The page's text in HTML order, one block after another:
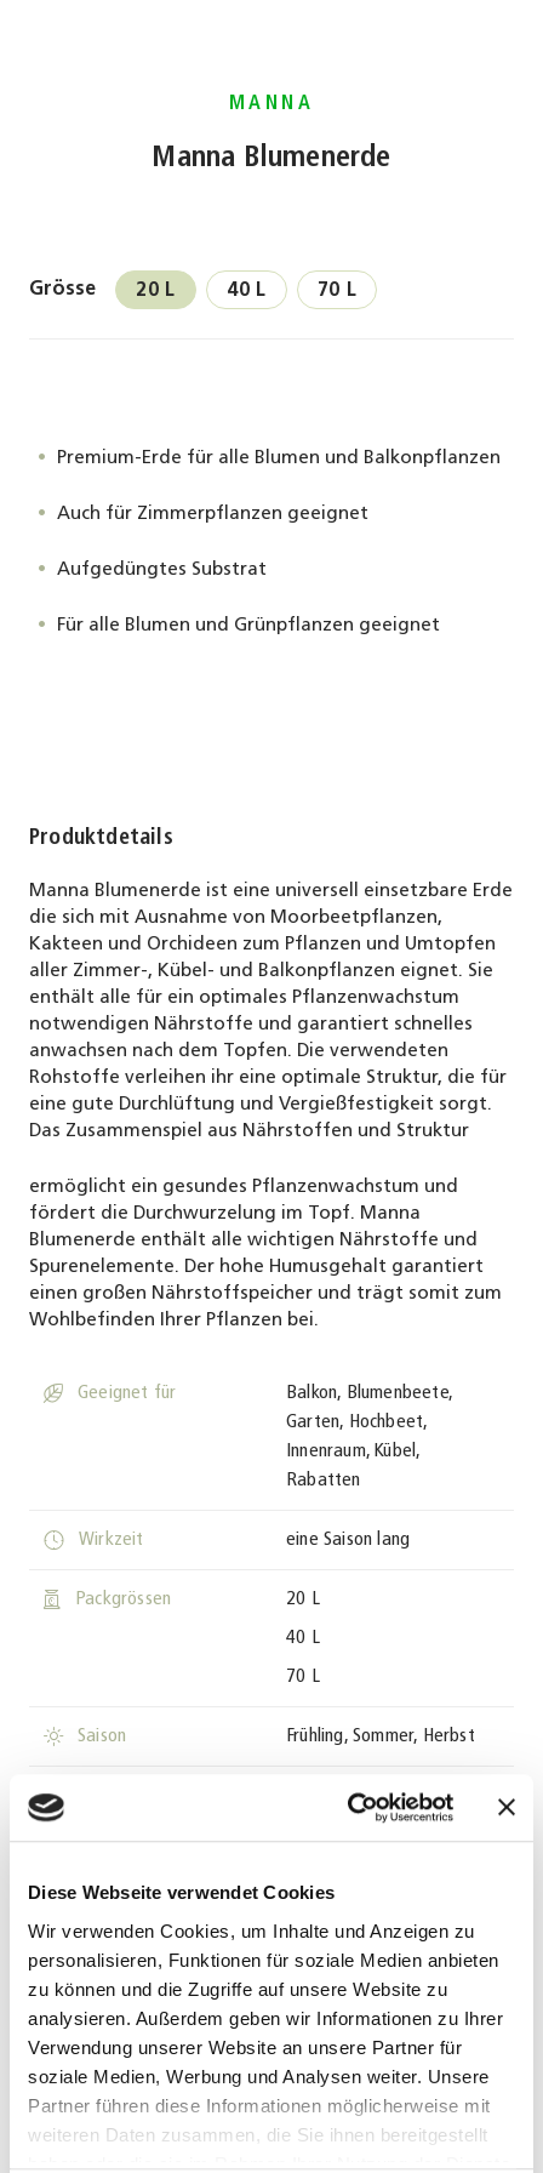
Diese Webseite verwendet Cookies
Wir verwenden Cookies, um Inhalte und Anzeigen zu
personalisieren, Funktionen für soziale Medien anbieten
zu können und die Zugriffe auf unsere Website zu
analysieren. Außerdem geben wir Informationen zu Ihrer
Verwendung unserer Website an unsere Partner für
soziale Medien, Werbung und Analysen weiter. Unsere
Partner führen diese Informationen möglicherweise mit
weiteren Daten zusammen, die Sie ihnen bereitgestellt
MANNA
Manna Blumenerde
Premium-Erde für alle Blumen und Balkonpflanzen
Auch für Zimmerpflanzen geeignet
Aufgedüngtes Substrat
Für alle Blumen und Grünpflanzen geeignet
Grösse 20 L 40 L 70 L
Produktdetails
Manna Blumenerde ist eine universell einsetzbare Erde
die sich mit Ausnahme von Moorbeetpflanzen,
Kakteen und Orchideen zum Pflanzen und Umtopfen
aller Zimmer-, Kübel- und Balkonpflanzen eignet. Sie
enthält alle für ein optimales Pflanzenwachstum
notwendigen Nährstoffe und garantiert schnelles
anwachsen nach dem Topfen. Die verwendeten
Rohstoffe verleihen ihr eine optimale Struktur, die für
eine gute Durchlüftung und Vergießfestigkeit sorgt.
Das Zusammenspiel aus Nährstoffen und Struktur
ermöglicht ein gesundes Pflanzenwachstum und
fördert die Durchwurzelung im Topf. Manna
Blumenerde enthält alle wichtigen Nährstoffe und
Spurenelemente. Der hohe Humusgehalt garantiert
einen großen Nährstoffspeicher und trägt somit zum
Wohlbefinden Ihrer Pflanzen bei.
suitable Geeignet für
Balkon, Blumenbeete,
Garten, Hochbeet,
Innenraum, Kübel,
Rabatten
active_time Wirkzeit eine Saison lang
sizes Packgrössen
20 L
40 L
70 L
season Saison Frühling, Sommer, Herbst
product
Anwendung
(Allround-Erde) zum Topfen und Umtopfen von
Zimmer-, Balkon- und Kübelpflanzen. Enthält Bor (B),
Kupfer (Cu) und Zink (Zn) in pflanzenbaulich relevanter
Menge.
Umtopfen von Zimmer- Balkon- und
Terrassenpflanzen: